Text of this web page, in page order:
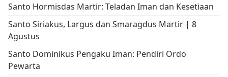
Santo Hormisdas Martir: Teladan Iman dan Kesetiaan
Santo Siriakus, Largus dan Smaragdus Martir | 8
Agustus
Santo Dominikus Pengaku Iman: Pendiri Ordo
Pewarta